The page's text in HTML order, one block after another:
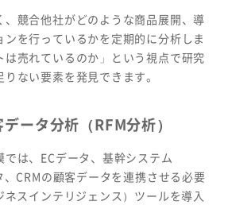
、競合他社がどのような商品展開、導
を行っているかを定期的に分析しま
は売れているのか」という視点で研究
ない要素を発見できます。
ータ分析（RFM分析）
は、ECデータ、基幹システム
、CRMの顧客データを連携させる必要
スインテリジェンス）ツールを導入